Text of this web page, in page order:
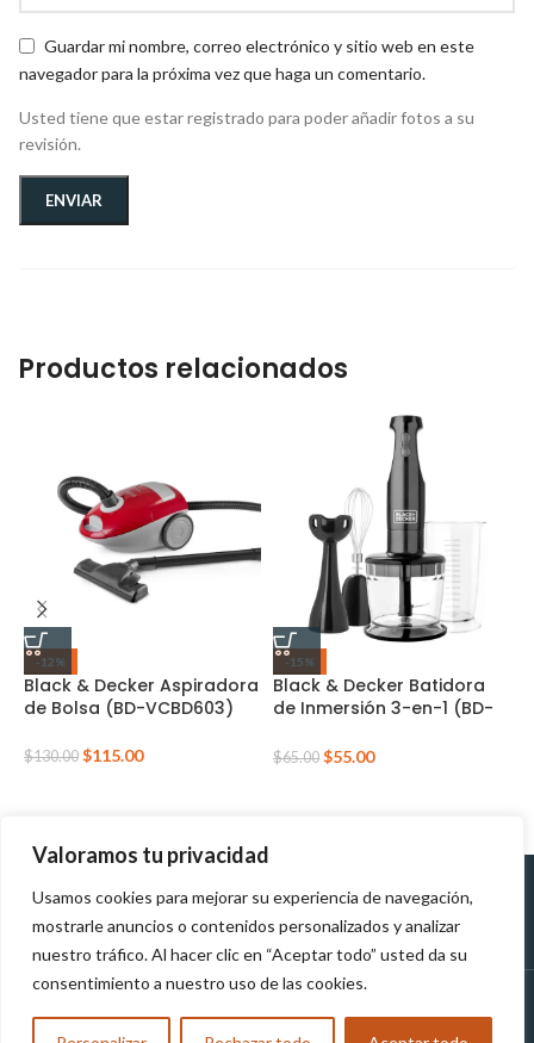
Valoramos tu privacidad
Usamos cookies para mejorar su experiencia de navegación,
mostrarle anuncios o contenidos personalizados y analizar
nuestro tráfico. Al hacer clic en “Aceptar todo” usted da su
consentimiento a nuestro uso de las cookies.
Guardar mi nombre, correo electrónico y sitio web en este
navegador para la próxima vez que haga un comentario.
Usted tiene que estar registrado para poder añadir fotos a su
revisión.
Productos relacionados
-12%
Black & Decker Aspiradora
de Bolsa (BD-VCBD603)
$130.00 $115.00
-15%
Black & Decker Batidora
de Inmersión 3-en-1 (BD-
$65.00 $55.00
Políticas de
Devolución
Políticas de tratamiento de
datos personales